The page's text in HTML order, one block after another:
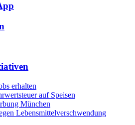
erhalten
auf Speisen
München
Lebensmittelverschwendung